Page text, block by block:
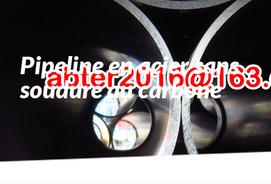
Pipeline en acier sans
soudure au carbone